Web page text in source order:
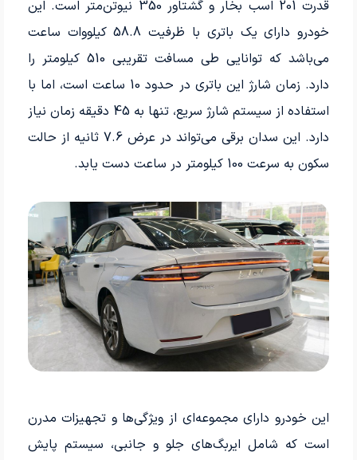
قدرت 201 اسب بخار و گشتاور 350 نیوتن‌متر است. این
خودرو دارای یک باتری با ظرفیت 58.8 کیلووات ساعت
می‌باشد که توانایی طی مسافت تقریبی 510 کیلومتر را
دارد. زمان شارژ این باتری در حدود 10 ساعت است، اما با
استفاده از سیستم شارژ سریع، تنها به 45 دقیقه زمان نیاز
دارد. این سدان برقی می‌تواند در عرض 7.6 ثانیه از حالت
سکون به سرعت 100 کیلومتر در ساعت دست یابد.
این خودرو دارای مجموعه‌ای از ویژگی‌ها و تجهیزات مدرن
است که شامل ایربگ‌های جلو و جانبی، سیستم پایش